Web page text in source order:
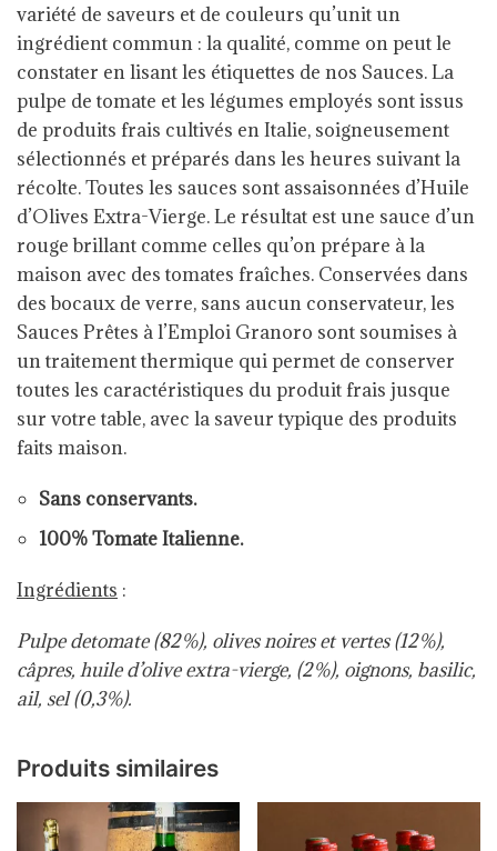
variété de saveurs et de couleurs qu’unit un
ingrédient commun : la qualité, comme on peut le
constater en lisant les étiquettes de nos Sauces. La
pulpe de tomate et les légumes employés sont issus
de produits frais cultivés en Italie, soigneusement
sélectionnés et préparés dans les heures suivant la
récolte. Toutes les sauces sont assaisonnées d’Huile
d’Olives Extra-Vierge. Le résultat est une sauce d’un
rouge brillant comme celles qu’on prépare à la
maison avec des tomates fraîches. Conservées dans
des bocaux de verre, sans aucun conservateur, les
Sauces Prêtes à l’Emploi Granoro sont soumises à
un traitement thermique qui permet de conserver
toutes les caractéristiques du produit frais jusque
sur votre table, avec la saveur typique des produits
faits maison.
Sans conservants.
100% Tomate Italienne.
Ingrédients :
Pulpe detomate (82%), olives noires et vertes (12%),
câpres, huile d’olive extra-vierge, (2%), oignons, basilic,
ail, sel (0,3%).
Produits similaires